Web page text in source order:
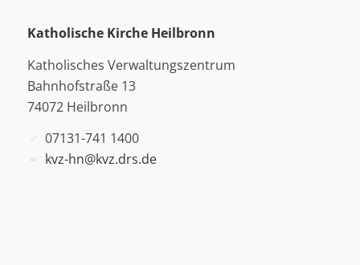
Katholische Kirche Heilbronn
Katholisches Verwaltungszentrum
Bahnhofstraße 13
74072 Heilbronn
07131-741 1400
kvz-hn@kvz.drs.de